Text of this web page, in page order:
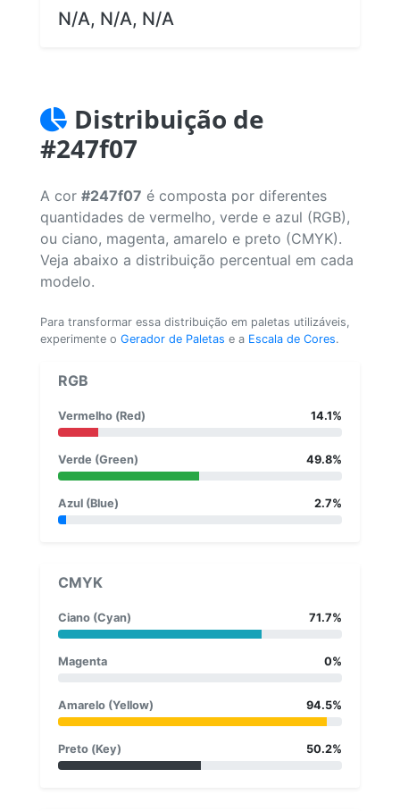
N/A, N/A, N/A
Distribuição de
#247f07
A cor #247f07 é composta por diferentes
quantidades de vermelho, verde e azul (RGB),
ou ciano, magenta, amarelo e preto (CMYK).
Veja abaixo a distribuição percentual em cada
modelo.
Para transformar essa distribuição em paletas utilizáveis,
experimente o Gerador de Paletas e a Escala de Cores.
RGB
Vermelho (Red) 14.1%
Verde (Green) 49.8%
Azul (Blue) 2.7%
CMYK
Ciano (Cyan) 71.7%
Magenta 0%
Amarelo (Yellow) 94.5%
Preto (Key) 50.2%